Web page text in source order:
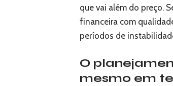
que vai além do preço.
financeira com
períodos de
O
mesmo em